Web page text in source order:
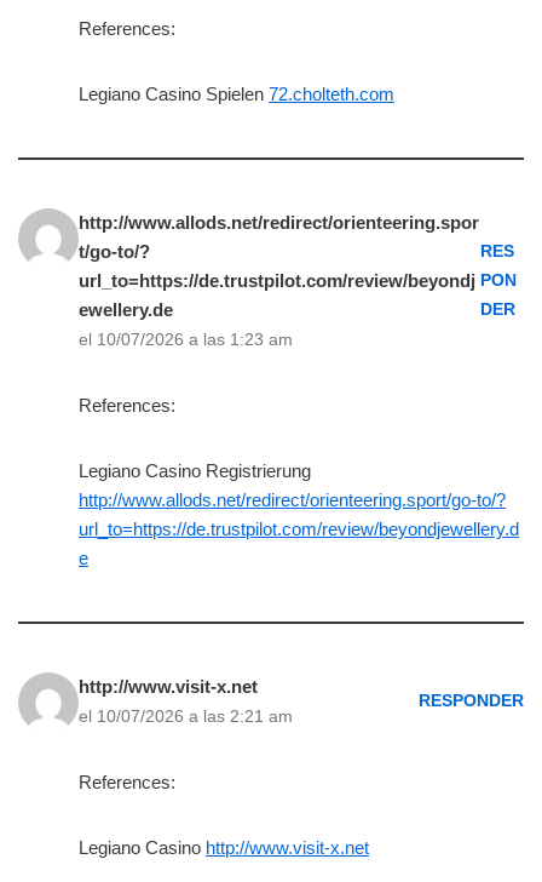
References:
Legiano Casino Spielen 72.cholteth.com
http://www.allods.net/redirect/orienteering.spor
t/go-to/?
url_to=https://de.trustpilot.com/review/beyondj
ewellery.de
el 10/07/2026 a las 1:23 am
RES
PON
DER
References:
Legiano Casino Registrierung
http://www.allods.net/redirect/orienteering.sport/go-to/?
url_to=https://de.trustpilot.com/review/beyondjewellery.d
e
http://www.visit-x.net
el 10/07/2026 a las 2:21 am
RESPONDER
References:
Legiano Casino http://www.visit-x.net